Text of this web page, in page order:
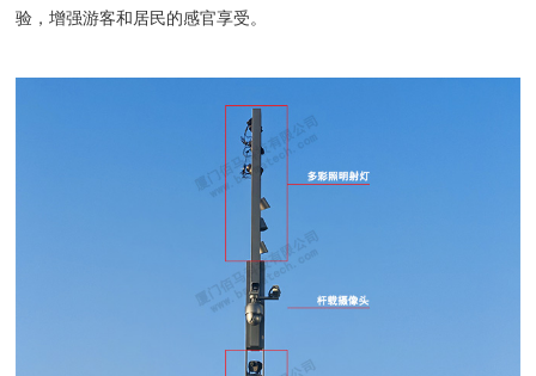
验，增强游客和居民的感官享受。